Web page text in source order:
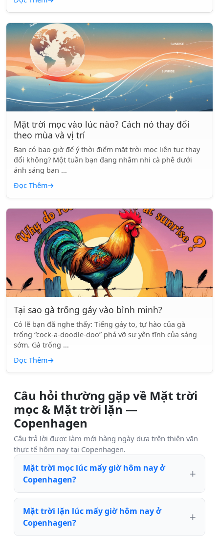
Mặt trời mọc vào lúc nào? Cách nó thay đổi
theo mùa và vị trí
Bạn có bao giờ để ý thời điểm mặt trời mọc liên tục thay
đổi không? Một tuần bạn đang nhâm nhi cà phê dưới
ánh sáng ban ...
Đọc Thêm→
Tại sao gà trống gáy vào bình minh?
Có lẽ bạn đã nghe thấy: Tiếng gáy to, tự hào của gà
trống “cock-a-doodle-doo” phá vỡ sự yên tĩnh của sáng
sớm. Gà trống ...
Đọc Thêm→
Câu hỏi thường gặp về Mặt trời
mọc & Mặt trời lặn —
Copenhagen
Câu trả lời được làm mới hàng ngày dựa trên thiên văn
thực tế hôm nay tại Copenhagen.
Mặt trời mọc lúc mấy giờ hôm nay ở
Copenhagen?
Mặt trời lặn lúc mấy giờ hôm nay ở
Copenhagen?